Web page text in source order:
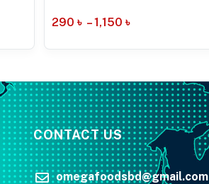
290 ৳ – 1,150 ৳
CONTACT US
omegafoodsbd@gmail.com